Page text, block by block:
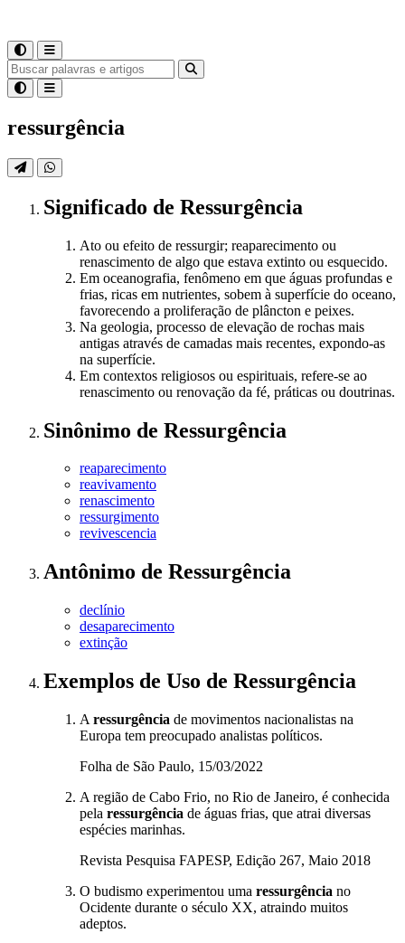
ressurgência
Significado de Ressurgência
Ato ou efeito de ressurgir; reaparecimento ou
renascimento de algo que estava extinto ou esquecido.
Em oceanografia, fenômeno em que águas profundas e
frias, ricas em nutrientes, sobem à superfície do oceano,
favorecendo a proliferação de plâncton e peixes.
Na geologia, processo de elevação de rochas mais
antigas através de camadas mais recentes, expondo-as
na superfície.
Em contextos religiosos ou espirituais, refere-se ao
renascimento ou renovação da fé, práticas ou doutrinas.
Sinônimo de Ressurgência
reaparecimento
reavivamento
renascimento
ressurgimento
revivescencia
Antônimo de Ressurgência
declínio
desaparecimento
extinção
Exemplos de Uso de Ressurgência
A ressurgência de movimentos nacionalistas na
Europa tem preocupado analistas políticos.
Folha de São Paulo, 15/03/2022
A região de Cabo Frio, no Rio de Janeiro, é conhecida
pela ressurgência de águas frias, que atrai diversas
espécies marinhas.
Revista Pesquisa FAPESP, Edição 267, Maio 2018
O budismo experimentou uma ressurgência no
Ocidente durante o século XX, atraindo muitos
adeptos.